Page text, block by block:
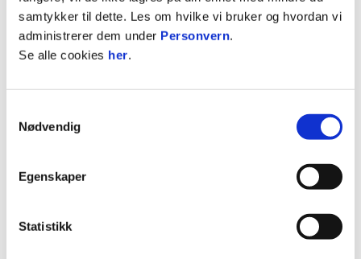
samtykker til dette. Les om hvilke vi bruker og hvordan vi
administrerer dem under Personvern.
Se alle cookies her.
Nødvendig
Egenskaper
Statistikk